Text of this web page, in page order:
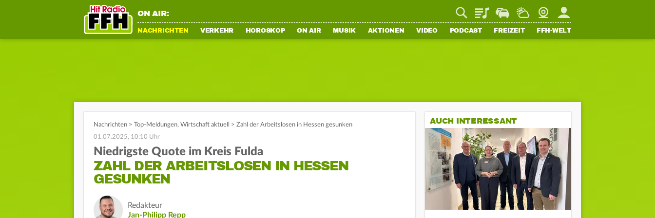
ON AIR: PlaylistStaupilotWetterWebcamMein FFH
NACHRICHTEN VERKEHR HOROSKOP ON AIR MUSIK AKTIONEN VIDEO PODCAST FREIZEIT FFH-WELT
Nachrichten > Top-Meldungen, Wirtschaft aktuell > Zahl der Arbeitslosen in Hessen gesunken
01.07.2025, 10:10 Uhr
Niedrigste Quote im Kreis Fulda
ZAHL DER ARBEITSLOSEN IN HESSEN
GESUNKEN
Redakteur
Jan-Philipp Repp
AUCH INTERESSANT